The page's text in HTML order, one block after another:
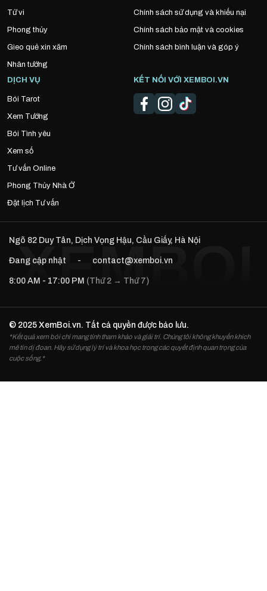
Tử vi
Phong thủy
Gieo quẻ xin xăm
Nhân tướng
Chính sách sử dụng và khiếu nại
Chính sách bảo mật và cookies
Chính sách bình luận và góp ý
DỊCH VỤ
Bói Tarot
Xem Tướng
Bói Tình yêu
Xem số
Tư vấn Online
Phong Thủy Nhà Ở
Đặt lịch Tư vấn
KẾT NỐI VỚI XEMBOI.VN
Ngõ 82 Duy Tân, Dịch Vọng Hậu, Cầu Giấy, Hà Nội
Đang cập nhật - contact@xemboi.vn
8:00 AM - 17:00 PM (Thứ 2 → Thứ 7)
© 2025 XemBoi.vn. Tất cả quyền được bảo lưu.
*Kết quả xem bói chỉ mang tính tham khảo và giải trí. Chúng tôi không khuyến khích
mê tín dị đoan. Hãy sử dụng lý trí và khoa học trong các quyết định quan trọng của
cuộc sống.*